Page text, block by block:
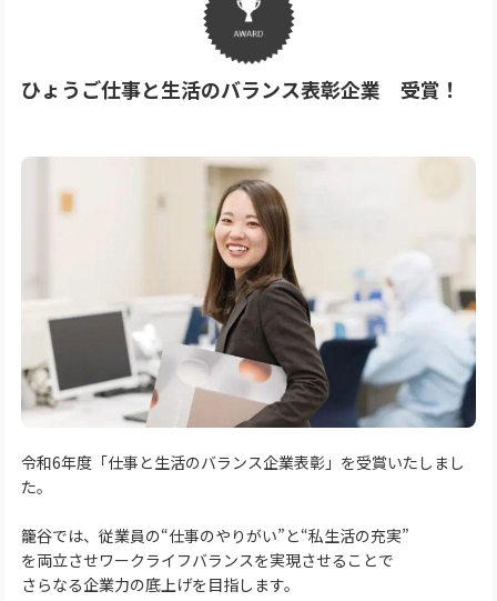
ひょうご仕事と生活のバランス表彰企業 受賞！
令和6年度「仕事と生活のバランス企業表彰」を受賞いたしまし
た。
籠谷では、従業員の“仕事のやりがい”と“私生活の充実”
を両立させワークライフバランスを実現させることで
さらなる企業力の底上げを目指します。